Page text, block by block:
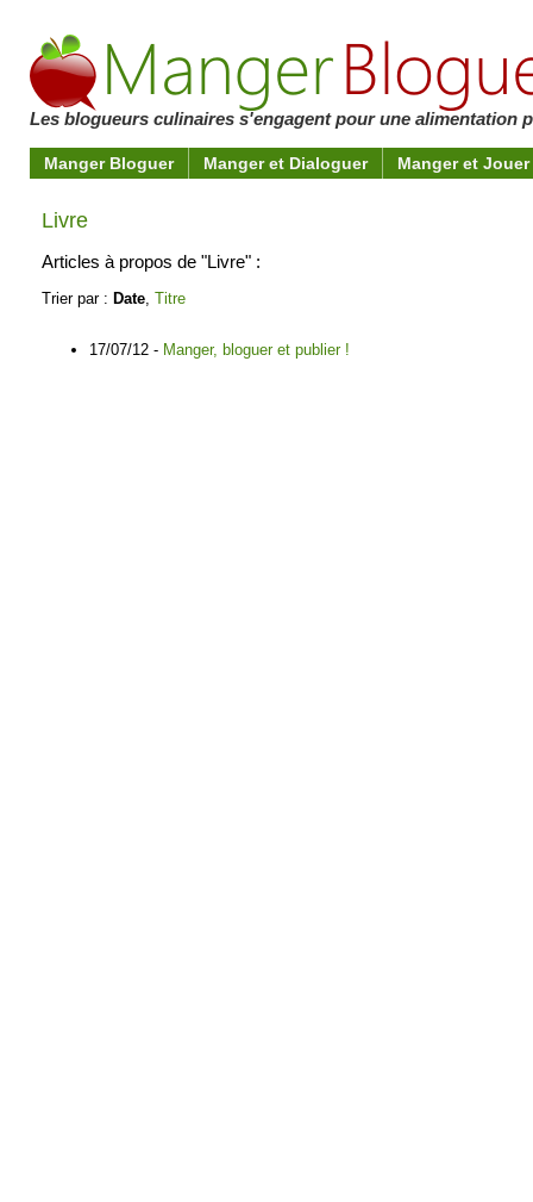
Les blogueurs culinaires s'engagent pour une alimentation
Manger Bloguer Manger et Dialoguer Manger et Jouer
Livre
Articles à propos de "Livre" :
Trier par : Date Titre
17/07/12 - Manger, bloguer et publier !